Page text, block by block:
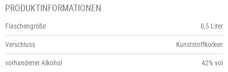
PRODUKTINFORMATIONEN
Flaschengröße
0,5 Liter
Verschluss
Kunststoffkorken
vorhandener Alkohol
42% vol